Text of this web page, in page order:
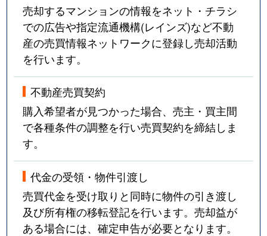
売却するマンションの情報をネット・チラシ
での広告や指定流通機構(レインズ)など不動
産の売買情報ネットワークに登録し売却活動
を行います。
不動産売買契約
購入希望者が見つかった場合、売主・買主間
で各種条件の調整を行い売買契約を締結しま
す。
代金の受領・物件引渡し
売買代金を受け取りと同時に物件の引き渡し
及び所有権の移転登記を行います。売却益が
ある場合には、確定申告が必要となります。